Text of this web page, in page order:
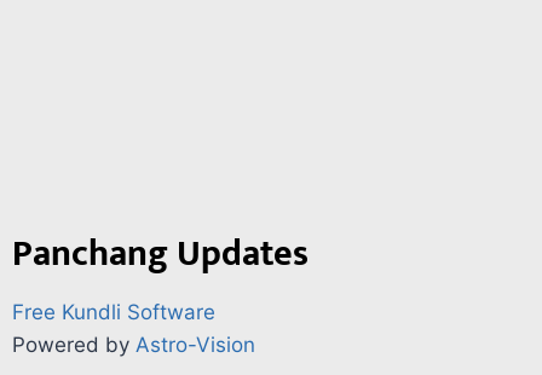
Panchang Updates
Free Kundli Software
Powered by Astro-Vision